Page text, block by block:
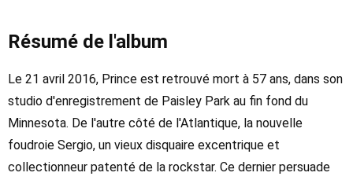
Résumé de l'album
Le 21 avril 2016, Prince est retrouvé mort à 57 ans, dans son
studio d'enregistrement de Paisley Park au fin fond du
Minnesota. De l'autre côté de l'Atlantique, la nouvelle
foudroie Sergio, un vieux disquaire excentrique et
collectionneur patenté de la rockstar. Ce dernier persuade